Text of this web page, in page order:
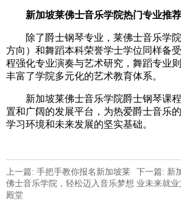
新加坡莱佛士音乐学院热门专业推荐
除了爵士钢琴专业，莱佛士音乐学院
方向）和舞蹈本科荣誉学士学位同样备
程强化专业演奏与艺术研究，舞蹈专业
丰富了学院多元化的艺术教育体系。
新加坡莱佛士音乐学院爵士钢琴课程
置和广阔的发展平台，为热爱爵士音乐
学习环境和未来发展的坚实基础。
上一篇: 手把手教你报名新加坡莱
佛士音乐学院，轻松迈入音乐梦想
殿堂
下一篇: 新
业未来就